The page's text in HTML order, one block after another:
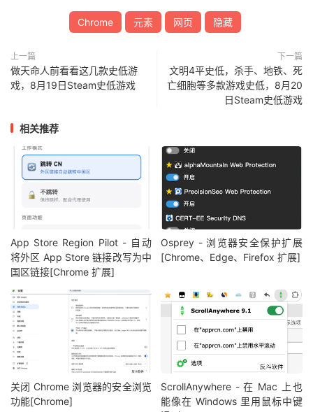
Chrome 元素 网页 隐藏
上一篇
做天命人前看看这几款史低游
戏，8月19日Steam史低游戏
下一篇
文明4平史低，杀手、地铁、死
亡细胞等多款游戏史低，8月20
日Steam史低游戏
相关推荐
App Store Region Pilot - 自动
将外区 App Store 链接改写为中
国区链接[Chrome 扩展]
Osprey - 浏览器安全保护扩展
[Chrome、Edge、Firefox 扩展]
关闭 Chrome 浏览器的安全浏览
功能[Chrome]
ScrollAnywhere - 在 Mac 上也
能像在 Windows 里用鼠标中键